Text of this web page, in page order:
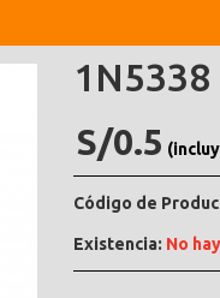
1N5338
S/0.5
Código de
Existencia: No